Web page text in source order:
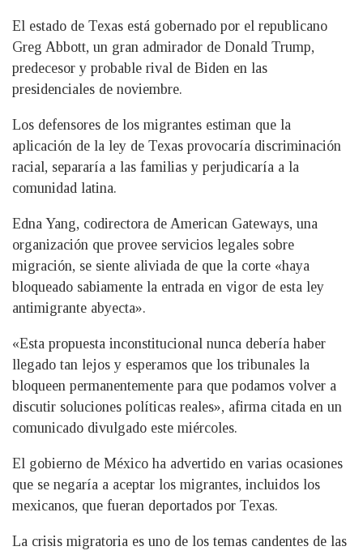
El estado de Texas está gobernado por el republicano
Greg Abbott, un gran admirador de Donald Trump,
predecesor y probable rival de Biden en las
presidenciales de noviembre.
Los defensores de los migrantes estiman que la
aplicación de la ley de Texas provocaría discriminación
racial, separaría a las familias y perjudicaría a la
comunidad latina.
Edna Yang, codirectora de American Gateways, una
organización que provee servicios legales sobre
migración, se siente aliviada de que la corte «haya
bloqueado sabiamente la entrada en vigor de esta ley
antimigrante abyecta».
«Esta propuesta inconstitucional nunca debería haber
llegado tan lejos y esperamos que los tribunales la
bloqueen permanentemente para que podamos volver a
discutir soluciones políticas reales», afirma citada en un
comunicado divulgado este miércoles.
El gobierno de México ha advertido en varias ocasiones
que se negaría a aceptar los migrantes, incluidos los
mexicanos, que fueran deportados por Texas.
La crisis migratoria es uno de los temas candentes de las